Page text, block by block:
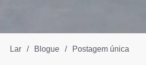
Lar / Blogue / Postagem única